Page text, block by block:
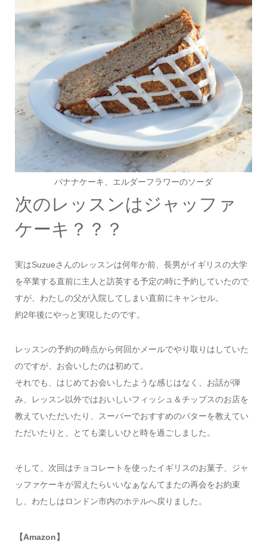
バナナケーキ、エルダーフラワーのソーダ
次のレッスンはジャッファ
ケーキ？？？
実はSuzueさんのレッスンは何年か前、長男がイギリスの大学
を卒業する直前に主人と訪英する予定の時に予約していたので
すが、わたしの父が入院してしまい直前にキャンセル。
約2年後にやっと実現したのです。
レッスンの予約の時点から何回かメールでやり取りはしていた
のですが、お会いしたのは初めて。
それでも、はじめてお会いしたような感じはなく、お話が弾
み、レッスン以外ではおいしいフィッシュ＆チップスのお店を
教えていただいたり、スーパーでおすすめのバターを教えてい
ただいたりと、とても楽しいひと時を過ごしました。
そして、次回はチョコレートを使ったイギリスのお菓子、ジャ
ッファケーキが習えたらいいなぁなんてまたの再会をお約束
し、わたしはロンドン市内のホテルへ戻りました。
【Amazon】